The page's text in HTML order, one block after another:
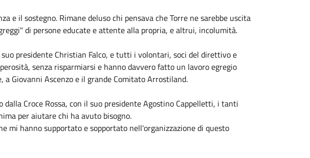
e il sostegno. Rimane deluso chi pensava che Torre ne sarebbe uscita
di persone educate e attente alla propria, e altrui, incolumità.
presidente Christian Falco, e tutti i volontari, soci del direttivo e
senza risparmiarsi e hanno davvero fatto un lavoro egregio
Giovanni Ascenzo e il grande Comitato Arrostiland.
Croce Rossa, con il suo presidente Agostino Cappelletti, i tanti
per aiutare chi ha avuto bisogno.
mi hanno supportato e sopportato nell'organizzazione di questo